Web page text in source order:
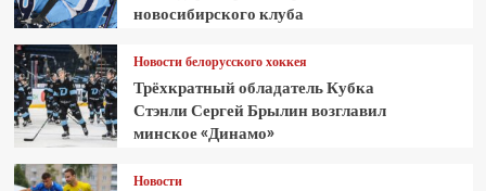
новосибирского клуба
Новости белорусского хоккея
Трёхкратный обладатель Кубка
Стэнли Сергей Брылин возглавил
минское «Динамо»
Новости